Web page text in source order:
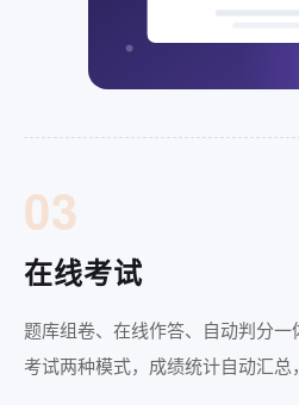
03
在线考试
题库组卷、在线作答、自动判分
考试两种模式，成绩统计自动汇总